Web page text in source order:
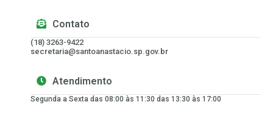
Contato
(18) 3263-9422
secretaria@santoanastacio.sp.gov.br
Atendimento
Segunda a Sexta das 08:00 às 11:30 das 13:30 às 17:00